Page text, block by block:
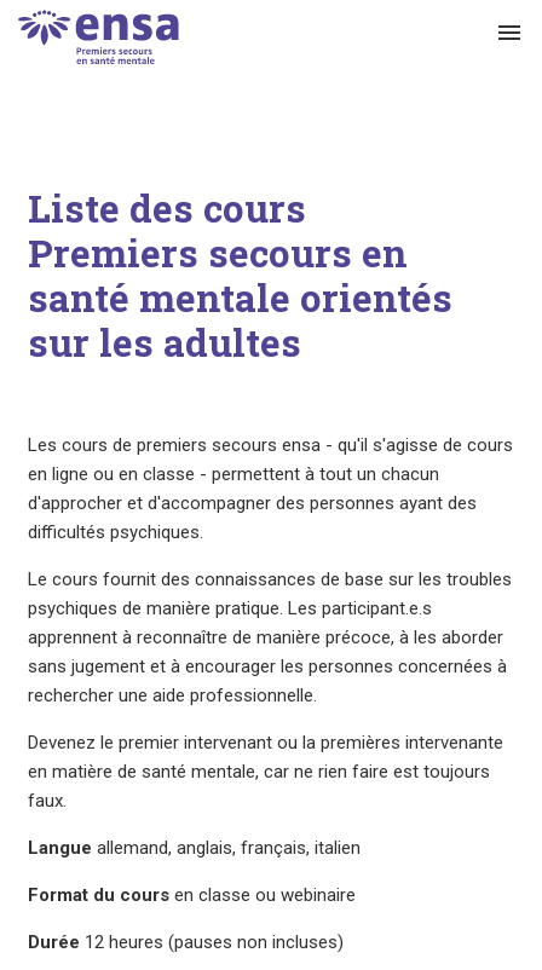
menu
Liste des cours
Premiers secours en
santé mentale orientés
sur les adultes
Les cours de premiers secours ensa - qu'il s'agisse de cours
en ligne ou en classe - permettent à tout un chacun
d'approcher et d'accompagner des personnes ayant des
difficultés psychiques.
Le cours fournit des connaissances de base sur les troubles
psychiques de manière pratique. Les participant.e.s
apprennent à reconnaître de manière précoce, à les aborder
sans jugement et à encourager les personnes concernées à
rechercher une aide professionnelle.
Devenez le premier intervenant ou la premières intervenante
en matière de santé mentale, car ne rien faire est toujours
faux.
Langue allemand, anglais, français, italien
Format du cours en classe ou webinaire
Durée 12 heures (pauses non incluses)